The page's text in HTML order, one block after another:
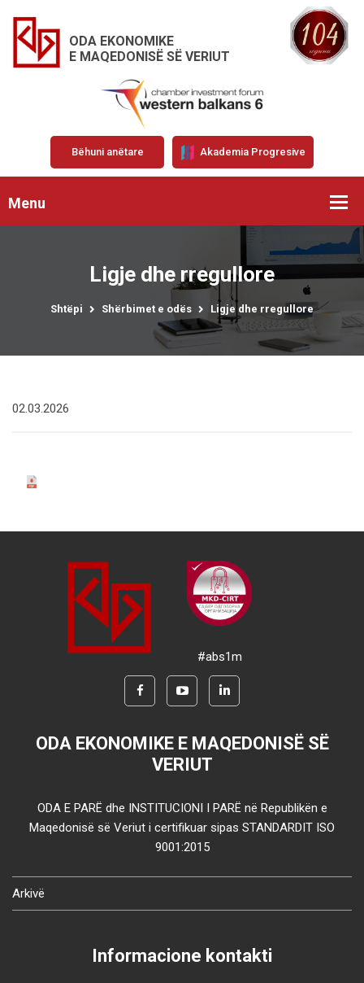
ODA EKONOMIKE
E MAQEDONISË SË VERIUT
Bëhuni anëtare Akademia Progresive
Menu
Ligje dhe rregullore
Shtëpi Shërbimet e odës Ligje dhe rregullore
02.03.2026
#abs1m
ODA EKONOMIKE E MAQEDONISË SË
VERIUT
ODA E PARË dhe INSTITUCIONI I PARË në Republikën e
Maqedonisë së Veriut i certifikuar sipas STANDARDIT ISO
9001:2015
Arkivë
Informacione kontakti